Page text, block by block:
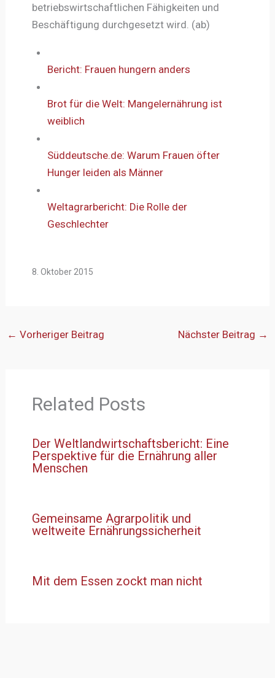
betriebswirtschaftlichen Fähigkeiten und
Beschäftigung durchgesetzt wird. (ab)
Bericht: Frauen hungern anders
Brot für die Welt: Mangelernährung ist
weiblich
Süddeutsche.de: Warum Frauen öfter
Hunger leiden als Männer
Weltagrarbericht: Die Rolle der
Geschlechter
8. Oktober 2015
← Vorheriger Beitrag Nächster Beitrag →
Related Posts
Der Weltlandwirtschaftsbericht: Eine
Perspektive für die Ernährung aller
Menschen
Gemeinsame Agrarpolitik und
weltweite Ernährungssicherheit
Mit dem Essen zockt man nicht